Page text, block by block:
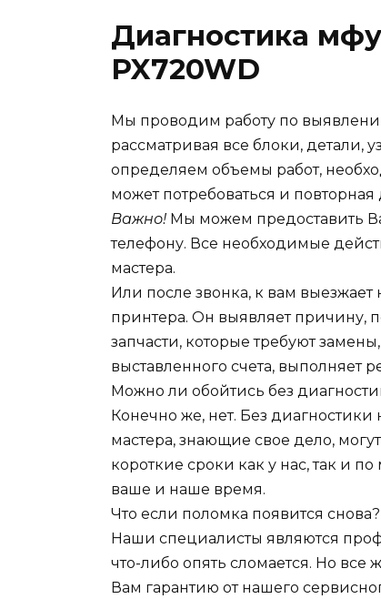
Диагностика мфу
PX720WD
Мы проводим работу по
рассматривая все блоки, детали,
определяем объемы работ,
может потребоваться и повторная
Важно! Мы можем предоставить
телефону. Все необходимые
мастера.
Или после звонка, к вам
принтера. Он выявляет причину,
запчасти, которые требуют
выставленного счета, выполняет
Можно ли обойтись без
Конечно же, нет. Без
мастера, знающие свое дело,
короткие сроки как у нас, так и
ваше и наше время.
Что если поломка появится снова?
Наши специалисты являются
что-либо опять сломается. Но все
Вам гарантию от нашего